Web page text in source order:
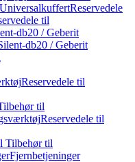
UniversalkuffertReservedele
til
db20 / Geberit
db20 / Geberit
Reservedele til
til
Reservedele til
Tilbehør til
Fjernbetjeninger